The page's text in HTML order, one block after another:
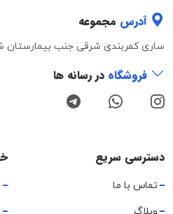
آدرس مجموعه
ساری کمربندی شرقی جنب بیمارستان
فروشگاه در رسانه ها
دسترسی سریع
تماس با ما